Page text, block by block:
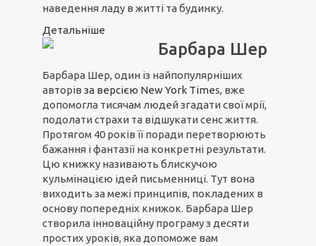
наведення ладу в житті та будинку.
Детальніше
Барбара Шер
Барбара Шер, один із найпопулярніших
авторів за версією New York Times, вже
допомогла тисячам людей згадати свої мрії,
подолати страхи та відшукати сенс життя.
Протягом 40 років її поради перетворюють
бажання і фантазії на конкретні результати.
Цю книжку називають блискучою
кульмінацією ідей письменниці. Тут вона
виходить за межі принципів, покладених в
основу попередніх книжок. Барбара Шер
створила інноваційну програму з десяти
простих уроків, яка допоможе вам